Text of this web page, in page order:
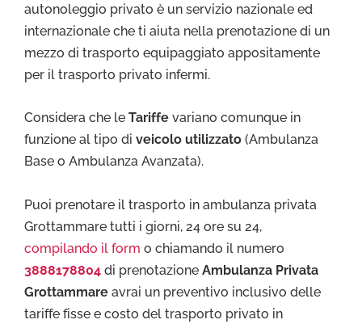
autonoleggio privato è un servizio nazionale ed
internazionale che ti aiuta nella prenotazione di un
mezzo di trasporto equipaggiato appositamente
per il trasporto privato infermi.
Considera che le Tariffe variano comunque in
funzione al tipo di veicolo utilizzato (Ambulanza
Base o Ambulanza Avanzata).
Puoi prenotare il trasporto in ambulanza privata
Grottammare tutti i giorni, 24 ore su 24,
compilando il form o chiamando il numero
3888178804 di prenotazione Ambulanza Privata
Grottammare avrai un preventivo inclusivo delle
tariffe fisse e costo del trasporto privato in